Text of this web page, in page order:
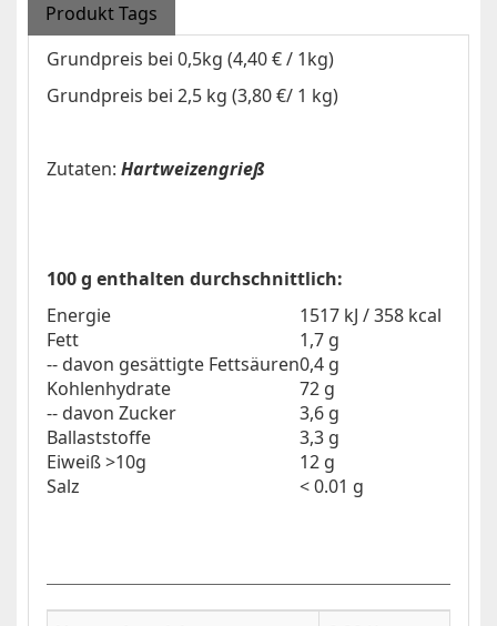
Produkt Tags
Grundpreis bei 0,5kg (4,40 € / 1kg)
Grundpreis bei 2,5 kg (3,80 €/ 1 kg)
Zutaten: Hartweizengrieß
100 g enthalten durchschnittlich:
Energie
1517 kJ / 358 kcal
Fett
1,7 g
-- davon gesättigte Fettsäuren0,4 g
Kohlenhydrate
72 g
-- davon Zucker
3,6 g
Ballaststoffe
3,3 g
Eiweiß >10g
12 g
Salz
< 0.01 g